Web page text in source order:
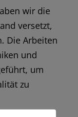
wir die
versetzt,
Die Arbeiten
und
um
zu